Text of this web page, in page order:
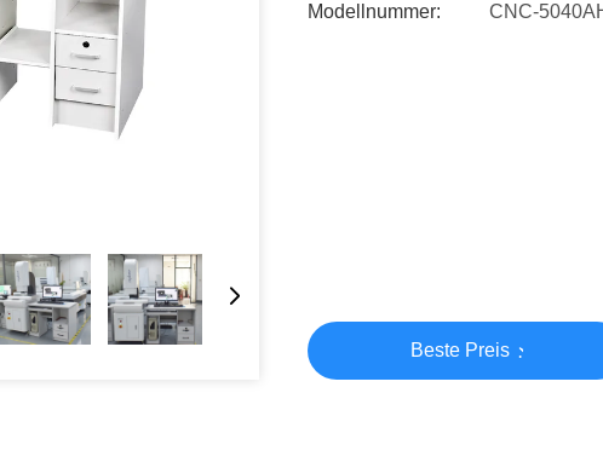
Modellnummer: CNC-
Beste Preis